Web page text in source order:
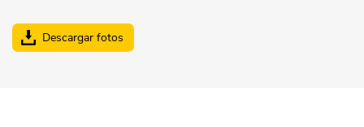
Descargar fotos